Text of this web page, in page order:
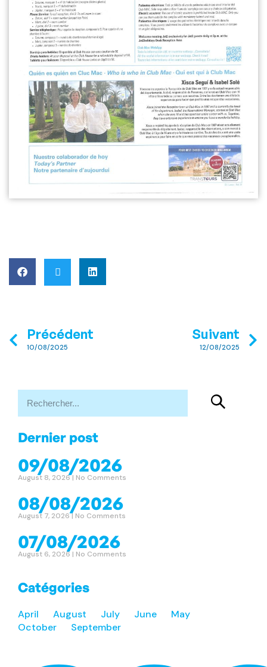
Précédent
10/08/2025
Suivant
12/08/2025
Dernier post
09/08/2026
August 8, 2026 No Comments
08/08/2026
August 7, 2026 No Comments
07/08/2026
August 6, 2026 No Comments
Catégories
April August July June
May
October
September